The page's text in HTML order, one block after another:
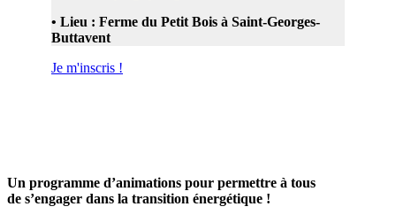
• Lieu : Ferme du Petit Bois à Saint-Georges-
Buttavent
Je m'inscris !
Un programme d’animations pour permettre à tous
de s’engager dans la transition énergétique !